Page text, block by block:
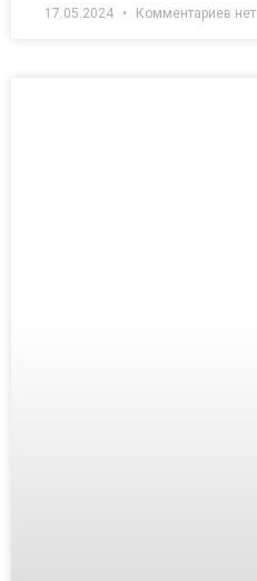
17.05.2024 Комментариев нет